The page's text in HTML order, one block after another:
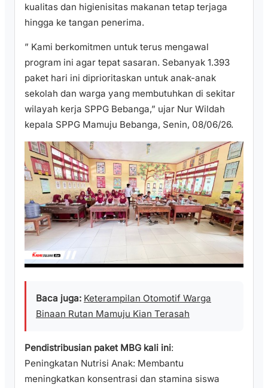
kualitas dan higienisitas makanan tetap terjaga
hingga ke tangan penerima.
​” Kami berkomitmen untuk terus mengawal
program ini agar tepat sasaran. Sebanyak 1.393
paket hari ini diprioritaskan untuk anak-anak
sekolah dan warga yang membutuhkan di sekitar
wilayah kerja SPPG Bebanga,” ujar Nur Wildah
kepala SPPG Mamuju Bebanga, Senin, 08/06/26.
Baca juga: Keterampilan Otomotif Warga
Binaan Rutan Mamuju Kian Terasah
Pendistribusian paket MBG kali ini:
​Peningkatan Nutrisi Anak: Membantu
meningkatkan konsentrasi dan stamina siswa